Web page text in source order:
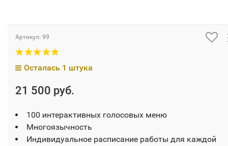
Артикул: 99
Осталась 1 штука
21 500 руб.
100 интерактивных голосовых меню
Многоязычность
Индивидуальное расписание работы для каждой